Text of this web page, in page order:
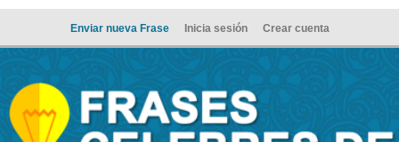
Enviar nueva Frase Inicia sesión Crear cuenta